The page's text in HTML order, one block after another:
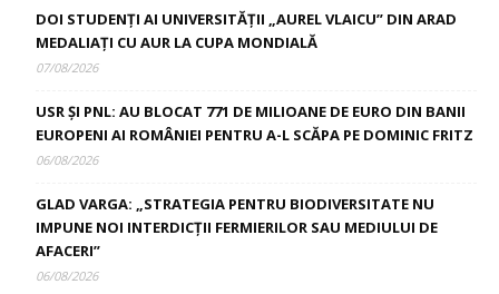
DOI STUDENȚI AI UNIVERSITĂȚII „AUREL VLAICU” DIN ARAD
MEDALIAȚI CU AUR LA CUPA MONDIALĂ
07/08/2026
USR ȘI PNL: AU BLOCAT 771 DE MILIOANE DE EURO DIN BANII
EUROPENI AI ROMÂNIEI PENTRU A-L SCĂPA PE DOMINIC FRITZ
06/08/2026
GLAD VARGA: „STRATEGIA PENTRU BIODIVERSITATE NU
IMPUNE NOI INTERDICȚII FERMIERILOR SAU MEDIULUI DE
AFACERI”
06/08/2026